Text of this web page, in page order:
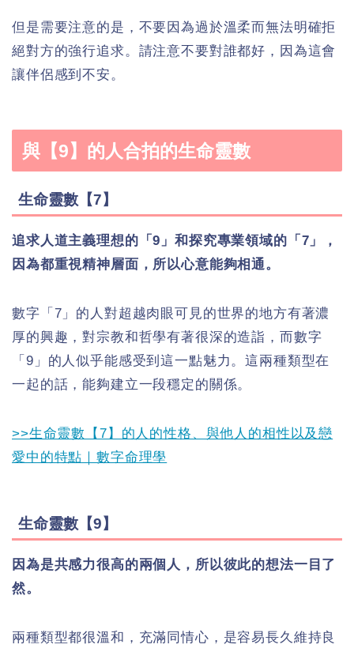
但是需要注意的是，不要因為過於溫柔而無法明確拒
絕對方的強行追求。請注意不要對誰都好，因為這會
讓伴侶感到不安。
與【9】的人合拍的生命靈數
生命靈數【7】
追求人道主義理想的「9」和探究專業領域的「7」，
因為都重視精神層面，所以心意能夠相通。
數字「7」的人對超越肉眼可見的世界的地方有著濃
厚的興趣，對宗教和哲學有著很深的造詣，而數字
「9」的人似乎能感受到這一點魅力。這兩種類型在
一起的話，能夠建立一段穩定的關係。
>>生命靈數【7】的人的性格、與他人的相性以及戀
愛中的特點｜數字命理學
生命靈數【9】
因為是共感力很高的兩個人，所以彼此的想法一目了
然。
兩種類型都很溫和，充滿同情心，是容易長久維持良